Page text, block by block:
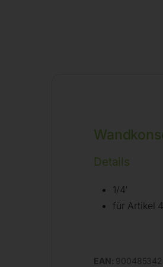
Details
1/4′
für Artikel
EAN: